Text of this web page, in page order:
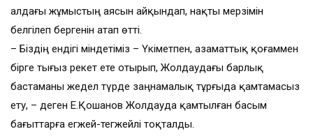
алдағы жұмыстың аясын ай­қындап, нақты мерзімін
белгілеп бергенін атап өтті.
– Біздің ендігі міндетіміз – Үкіметпен, азаматтық қоғаммен
бірге тығыз әрекет ете отырып, Жолдаудағы барлық
бастаманы жедел түрде заңнамалық тұрғыда қамтамасыз
ету, – деген Е.Қошанов Жолдауда қамтылған басым
бағыттарға егжей-тегжейлі тоқталды.